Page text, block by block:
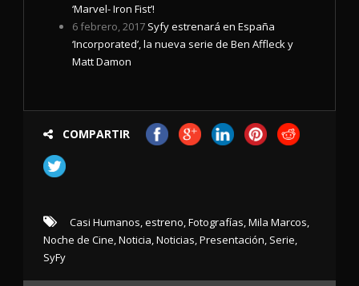
‘Marvel- Iron Fist’!
6 febrero, 2017 Syfy estrenará en España
‘Incorporated’, la nueva serie de Ben Affleck y
Matt Damon
COMPARTIR
Casi Humanos,estreno,Fotografías,Mila Marcos,
Noche de Cine,Noticia,Noticias,Presentación, Serie,
SyFy